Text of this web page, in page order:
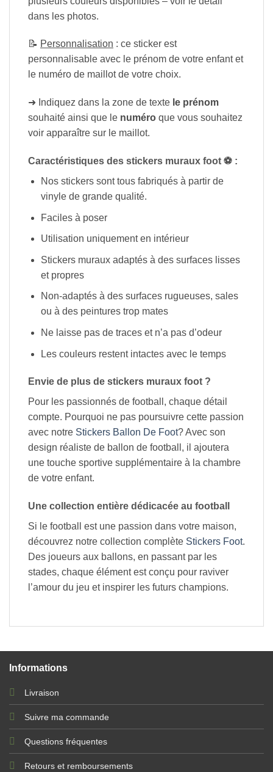
dans les photos.
📝 Personnalisation : ce sticker est
personnalisable avec le prénom de votre enfant et
le numéro de maillot de votre choix.
➜ Indiquez dans la zone de texte le prénom
souhaité ainsi que le numéro que vous souhaitez
voir apparaître sur le maillot.
Caractéristiques des stickers muraux foot ⚽ :
Nos stickers sont tous fabriqués à partir de
vinyle de grande qualité.
Faciles à poser
Utilisation uniquement en intérieur
Stickers muraux adaptés à des surfaces lisses
et propres
Non-adaptés à des surfaces rugueuses, sales
ou à des peintures trop mates
Ne laisse pas de traces et n’a pas d’odeur
Les couleurs restent intactes avec le temps
Envie de plus de stickers muraux foot ?
Pour les passionnés de football, chaque détail
compte. Pourquoi ne pas poursuivre cette passion
avec notre Stickers Ballon De Foot? Avec son
design réaliste de ballon de football, il ajoutera
une touche sportive supplémentaire à la chambre
de votre enfant.
Une collection entière dédicacée au football
Si le football est une passion dans votre maison,
découvrez notre collection complète Stickers Foot.
Des joueurs aux ballons, en passant par les
stades, chaque élément est conçu pour raviver
l’amour du jeu et inspirer les futurs champions.
Informations
Livraison
Suivre ma commande
Questions fréquentes
Retours et remboursements